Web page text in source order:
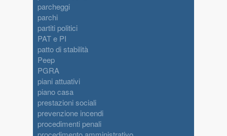
parcheggi
parchi
partiti politici
PAT e PI
patto di stabilità
Peep
PGRA
piani attuativi
piano casa
prestazioni sociali
prevenzione incendi
procedimenti penali